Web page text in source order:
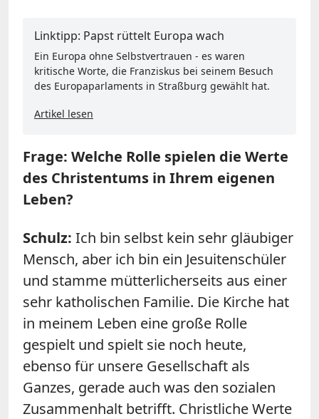
Linktipp: Papst rüttelt Europa wach
Ein Europa ohne Selbstvertrauen - es waren
kritische Worte, die Franziskus bei seinem Besuch
des Europaparlaments in Straßburg gewählt hat.
Artikel lesen
Frage: Welche Rolle spielen die Werte
des Christentums in Ihrem eigenen
Leben?
Schulz: Ich bin selbst kein sehr gläubiger
Mensch, aber ich bin ein Jesuitenschüler
und stamme mütterlicherseits aus einer
sehr katholischen Familie. Die Kirche hat
in meinem Leben eine große Rolle
gespielt und spielt sie noch heute,
ebenso für unsere Gesellschaft als
Ganzes, gerade auch was den sozialen
Zusammenhalt betrifft. Christliche Werte